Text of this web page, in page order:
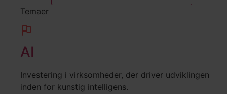
Temaer
AI
Investering i virksomheder, der driver udviklingen
inden for kunstig intelligens.